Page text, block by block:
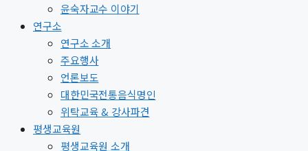
윤숙자교수 이야기
연구소
연구소 소개
주요행사
언론보도
대한민국전통음식명인
위탁교육 & 강사파견
평생교육원
평생교육원 소개